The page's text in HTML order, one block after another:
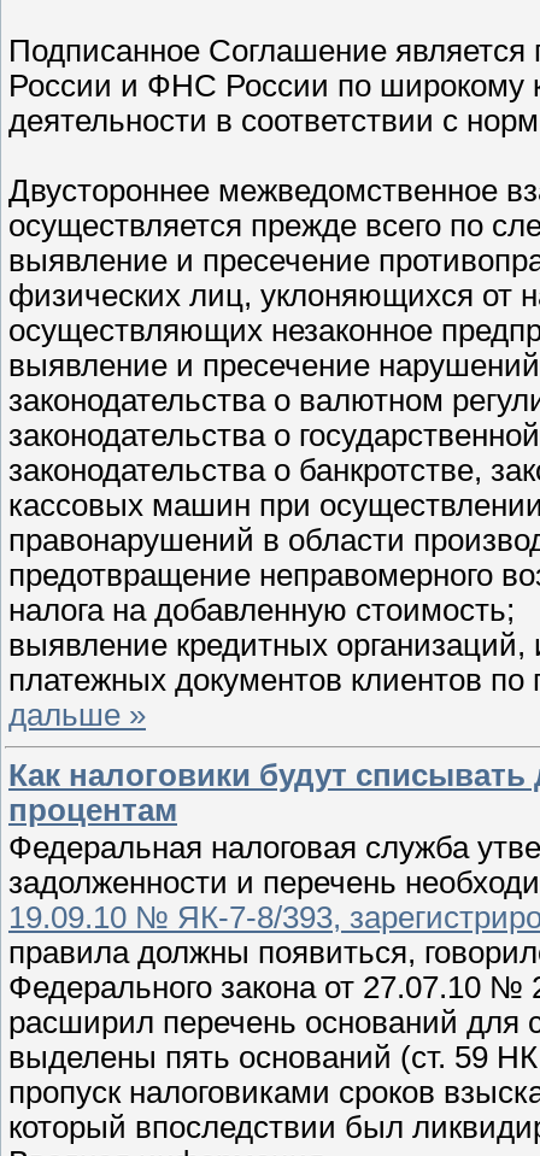
Подписанное Соглашение
России и ФНС России по широкому
деятельности в соответствии с
Двустороннее межведомственное
осуществляется прежде всего по
выявление и пресечение
физических лиц, уклоняющихся от
осуществляющих незаконное
выявление и пресечение
законодательства о валютном
законодательства о
законодательства о банкротстве,
кассовых машин при
правонарушений в области
предотвращение неправомерного
налога на добавленную стоимость;
выявление кредитных
платежных документов клиентов
дальше »
Как налоговики будут
процентам
Федеральная налоговая служба
задолженности и перечень
19.09.10 № ЯК-7-8/393,
правила должны появиться,
Федерального закона от 27.07.10
расширил перечень оснований для
выделены пять оснований (ст. 59
пропуск налоговиками сроков
который впоследствии был